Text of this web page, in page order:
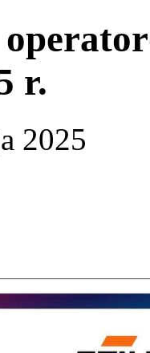
r.
2025